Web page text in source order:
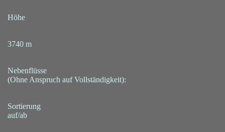
Höhe
3740 m
Nebenflüsse
(Ohne Anspruch auf Vollständigkeit):
Sortierung
auf/ab